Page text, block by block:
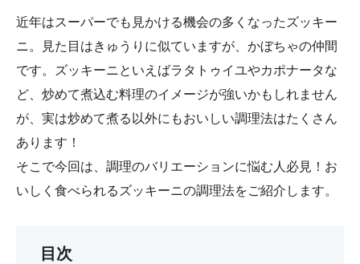
近年はスーパーでも見かける機会の多くなったズッキー
ニ。見た目はきゅうりに似ていますが、かぼちゃの仲間
です。ズッキーニといえばラタトゥイユやカポナータな
ど、炒めて煮込む料理のイメージが強いかもしれません
が、実は炒めて煮る以外にもおいしい調理法はたくさん
あります！
そこで今回は、調理のバリエーションに悩む人必見！お
いしく食べられるズッキーニの調理法をご紹介します。
目次